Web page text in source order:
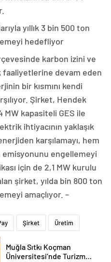
yıllık 3 bin 500 ton
hedefliyor
karbon izini ve
faaliyetlerine devam eden
bir kısmını kendi
Şirket, Hendek
MW kapasiteli GES ile
ihtiyacının yaklaşık
karşılamayı, hem
emisyonunu engellemeyi
için de 2,1 MW kurulu
şirket, yılda bin 800 ton
amaçlıyor. –
Şirket Üretim
Muğla Sıtkı Koçman
Üniversitesi’nde Turizm